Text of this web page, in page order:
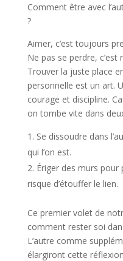
Comment être avec
?
Aimer, c’est toujours
Ne pas se perdre,
Trouver la juste place
personnelle est un art.
courage et discipline.
on tombe vite dans
Se dissoudre dans
qui l’on est.
Ériger des murs
risque d’étouffer le lien.
Ce premier volet de
comment rester soi
L’autre comme
élargiront cette